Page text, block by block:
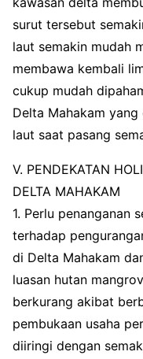
surut tersebut
laut semakin mudah
membawa kembali
cukup mudah
Delta Mahakam
laut saat pasang
V. PENDEKATAN
DELTA MAHAKAM
1. Perlu penanganan
terhadap
di Delta Mahakam
luasan hutan
berkurang akibat
pembukaan usaha
diiringi dengan